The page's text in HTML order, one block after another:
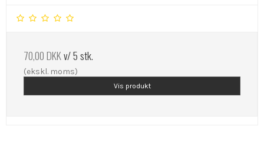
70,00 DKKv/ 5 stk.
(ekskl. moms)
Vis produkt